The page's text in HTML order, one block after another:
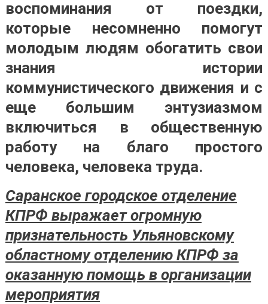
воспоминания от поездки,
которые несомненно помогут
молодым людям обогатить свои
знания истории
коммунистического движения и с
еще большим энтузиазмом
включиться в общественную
работу на благо простого
человека, человека труда.
Саранское городское отделение
КПРФ выражает огромную
признательность Ульяновскому
областному отделению КПРФ за
оказанную помощь в организации
мероприятия